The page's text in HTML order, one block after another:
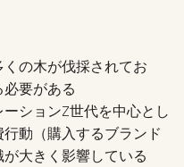
の木が伐採されてお
要がある
ションZ世代を中心とし
動（購入するブランド
大きく影響している